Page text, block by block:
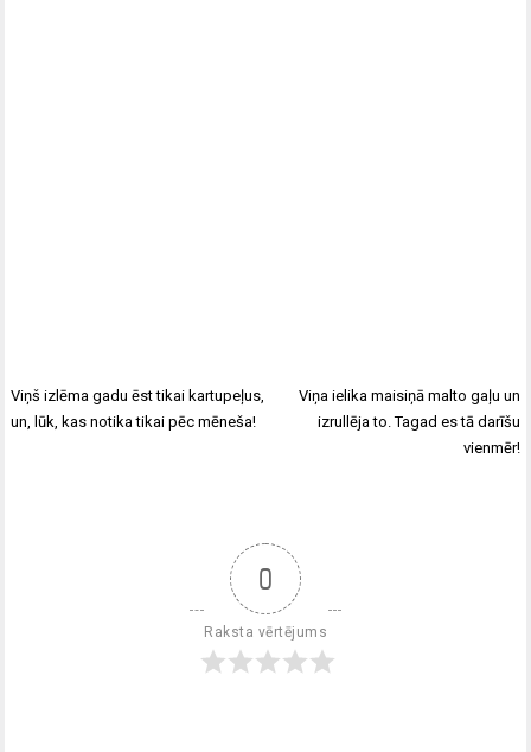
Viņš izlēma gadu ēst tikai kartupeļus,
un, lūk, kas notika tikai pēc mēneša!
Viņa ielika maisiņā malto gaļu un
izrullēja to. Tagad es tā darīšu
vienmēr!
0
Raksta vērtējums